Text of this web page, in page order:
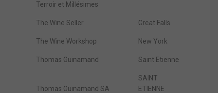
Terroir et Millésimes
The Wine Seller Great Falls
The Wine Workshop New York
Thomas Guinamand Saint Etienne
Thomas Guinamand SA
SAINT
ETIENNE